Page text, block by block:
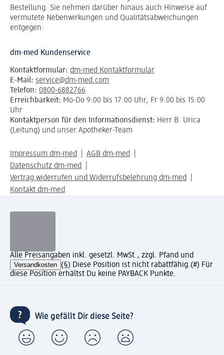
Bestellung. Sie nehmen darüber hinaus auch Hinweise auf
vermutete Nebenwirkungen und Qualitätsabweichungen
entgegen.
dm-med Kundenservice
Kontaktformular: dm-med Kontaktformular
E-Mail: service@dm-med.com
Telefon: 0800-6882766
Erreichbarkeit: Mo-Do 9:00 bis 17:00 Uhr, Fr 9:00 bis 15:00
Uhr
Kontaktperson für den Informationsdienst: Herr B. Urica
(Leitung) und unser Apotheker-Team
Impressum dm-med
AGB dm-med
Datenschutz dm-med
Vertrag widerrufen und Widerrufsbelehrung dm-med
Kontakt dm-med
Alle Preisangaben inkl. gesetzl. MwSt., zzgl. Pfand und
Versandkosten (§) Diese Position ist nicht rabattfähig.(#) Für
diese Position erhältst Du keine PAYBACK Punkte.
Wie gefällt Dir diese Seite?